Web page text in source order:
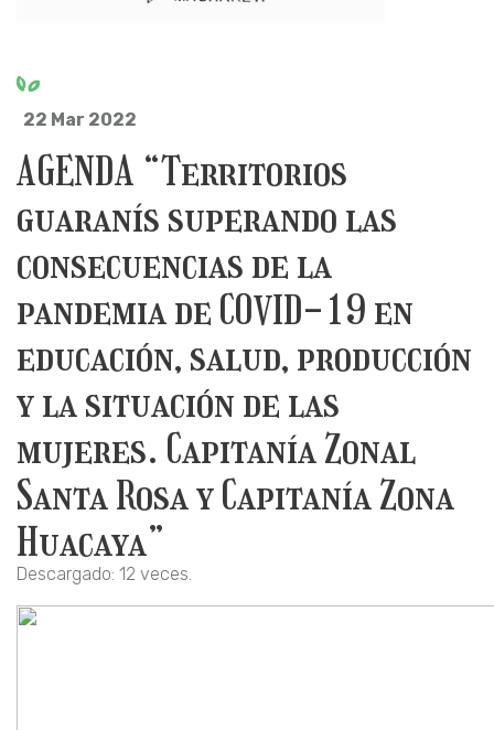
22 Mar 2022
AGENDA “Territorios
guaranís superando las
consecuencias de la
pandemia de COVID-19 en
educación, salud, producción
y la situación de las
mujeres. Capitanía Zonal
Santa Rosa y Capitanía Zona
Huacaya”
Descargado: 12 veces.